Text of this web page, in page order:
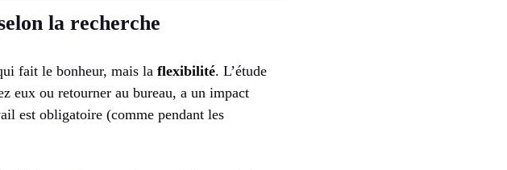
la recherche
fait le bonheur, mais la flexibilité. L’étude
eux ou retourner au bureau, a un impact
est obligatoire (comme pendant les